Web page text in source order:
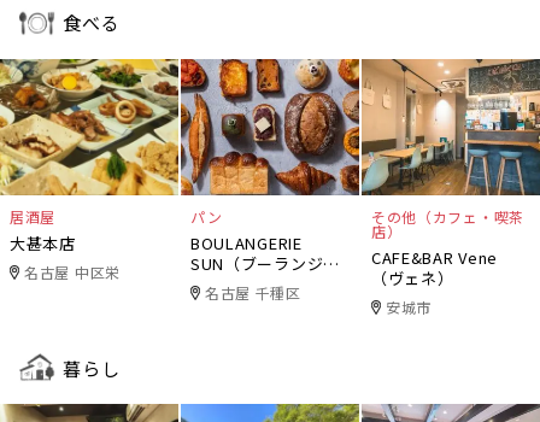
食べる
居酒屋
大甚本店
名古屋 中区栄
パン
BOULANGERIE
SUN（ブーランジェ
リー・サン）
名古屋 千種区
その他（カフェ・喫茶
店）
CAFE&BAR Vene
（ヴェネ）
安城市
暮らし